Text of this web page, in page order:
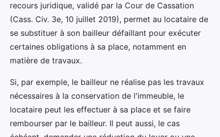
recours juridique, validé par la Cour de Cassation
(Cass. Civ. 3e, 10 juillet 2019), permet au locataire de
se substituer à son bailleur défaillant pour exécuter
certaines obligations à sa place, notamment en
matière de travaux.
Si, par exemple, le bailleur ne réalise pas les travaux
nécessaires à la conservation de l'immeuble, le
locataire peut les effectuer à sa place et se faire
rembourser par le bailleur. Il peut aussi, le cas